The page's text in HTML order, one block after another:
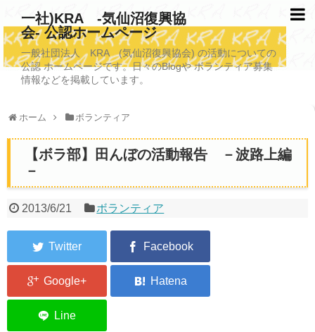
一社)KRA -気仙沼復興協
会- 公認ホームページ
一般社団法人 KRA (気仙沼復興協会) の活動についての
公認 ホームページです。日々のBlogや ボランティア募集
情報などを掲載しています。
ホーム ボランティア
【ボラ部】田んぼの活動報告 －波路上編
－
2013/6/21 ボランティア
TOPページ
KRAについて
写真救済事業
福祉事業
埋蔵発掘/資料整備事業
ボランティア受入
2026年3月11日捜索活動ボランティア募集 NEW